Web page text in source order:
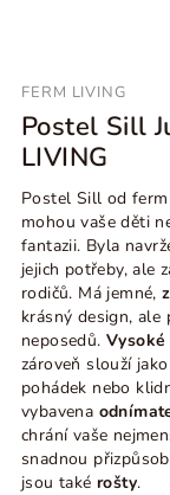
FERM LIVING
Postel Sill
LIVING
Postel Sill od
mohou vaše děti
fantazii. Byla
jejich potřeby, ale
rodičů. Má jemné,
krásný design, ale
neposedů.
zároveň slouží
pohádek nebo
vybavena
chrání vaše
snadnou
jsou také rošty.